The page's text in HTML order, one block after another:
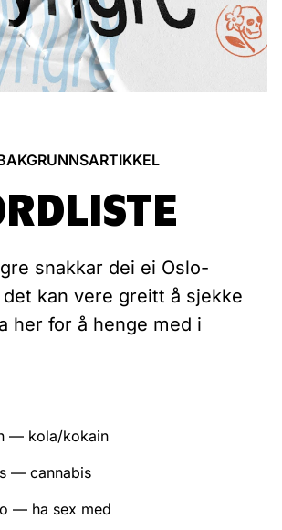
snakkar dei ei Oslo-
kan vere greitt å sjekke
her for å henge med i
— kola/kokain
— cannabis
— ha sex med